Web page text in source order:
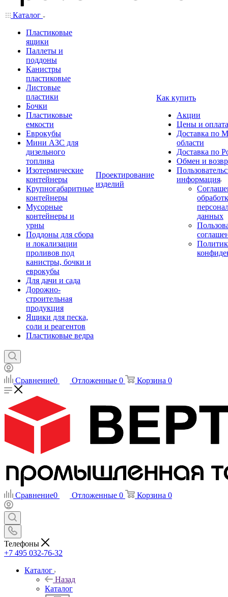
Каталог
Пластиковые
ящики
Паллеты и
поддоны
Канистры
пластиковые
Листовые
пластики
Бочки
Пластиковые
емкости
Еврокубы
Мини АЗС для
дизельного
топлива
Изотермические
контейнеры
Крупногабаритные
контейнеры
Мусорные
контейнеры и
урны
Поддоны для сбора
и локализации
проливов под
канистры, бочки и
еврокубы
Для дачи и сада
Дорожно-
строительная
продукция
Ящики для песка,
соли и реагентов
Пластиковые ведра
Проектирование
изделий
Как купить
Акции
Цены и оплата
Доставка по
области
Доставка по
Обмен и
информация
данных
Сравнение0 Отложенные 0 Корзина 0
Сравнение0 Отложенные 0 Корзина 0
Телефоны
+7 495 032-76-32
Каталог
Назад
Каталог